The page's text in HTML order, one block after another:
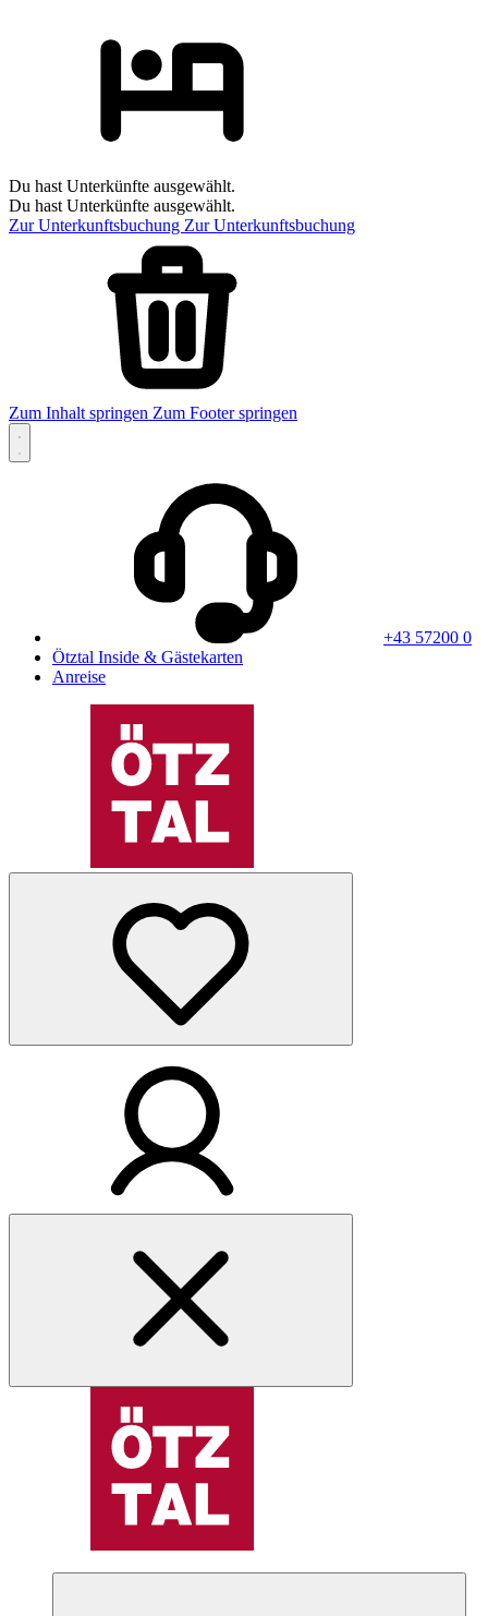
Du hast Unterkünfte ausgewählt.
Du hast Unterkünfte ausgewählt.
Zur Unterkunftsbuchung Zur Unterkunftsbuchung
Zum Inhalt springen Zum Footer springen
+43 57200 0
Ötztal Inside & Gästekarten
Anreise